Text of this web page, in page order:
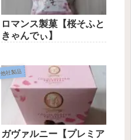
ロマンス製菓【桜そふと
きゃんでぃ】
他社製品
ガヴァルニー【プレミア